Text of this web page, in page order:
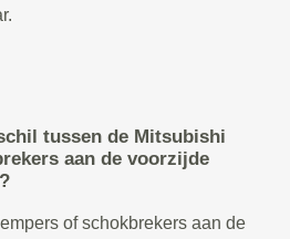
tussen de Mitsubishi
aan de voorzijde
of schokbrekers aan de